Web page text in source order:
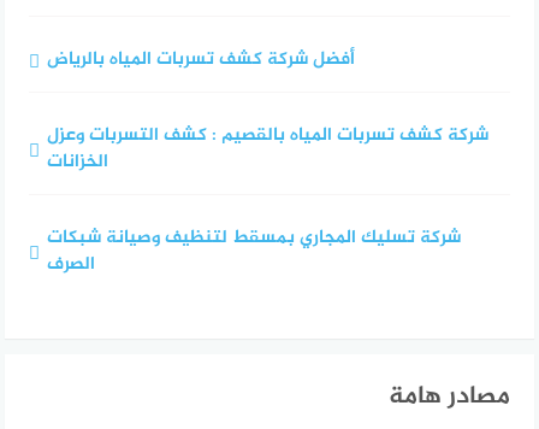
أفضل شركة كشف تسربات المياه بالرياض
شركة كشف تسربات المياه بالقصيم : كشف التسربات وعزل
الخزانات
شركة تسليك المجاري بمسقط لتنظيف وصيانة شبكات
الصرف
مصادر هامة